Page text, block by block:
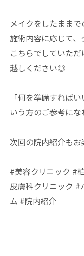
メイクをしたままで
施術内容に応じて
こちらでしていた
越しください◎
「何を準備すれば
いう方のご参考に
次回の院内紹介も
#美容クリニック #
皮膚科クリニック #
ム #院内紹介